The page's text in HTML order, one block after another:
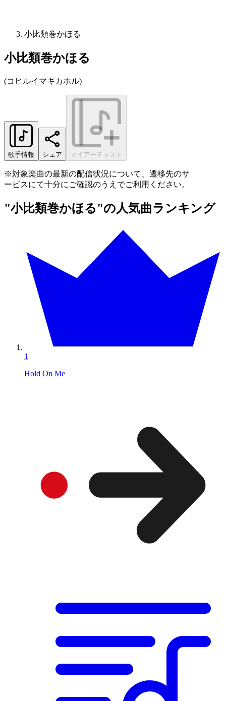
小比類巻かほる
小比類巻かほる
(コヒルイマキカホル)
歌手情報 シェア マイアーティスト
※対象楽曲の最新の配信状況について、遷移先のサ
ービスにて十分にご確認のうえでご利用ください。
"小比類巻かほる"の人気曲ランキング
1
Hold On Me